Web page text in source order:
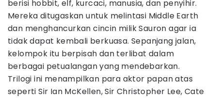
berisi hobbit, elf, kurcaci, manusia, dan penyihir.
Mereka ditugaskan untuk melintasi Middle Earth
dan menghancurkan cincin milik Sauron agar ia
tidak dapat kembali berkuasa. Sepanjang jalan,
kelompok itu berpisah dan terlibat dalam
berbagai petualangan yang mendebarkan.
Trilogi ini menampilkan para aktor papan atas
seperti Sir Ian McKellen, Sir Christopher Lee, Cate